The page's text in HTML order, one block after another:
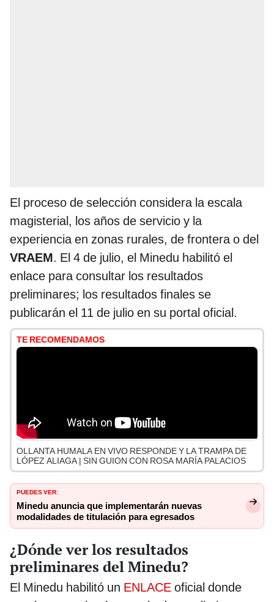
El proceso de selección considera la escala
magisterial, los años de servicio y la
experiencia en zonas rurales, de frontera o del
VRAEM. El 4 de julio, el Minedu habilitó el
enlace para consultar los resultados
preliminares; los resultados finales se
publicarán el 11 de julio en su portal oficial.
TE RECOMENDAMOS
OLLANTA HUMALA EN VIVO RESPONDE Y LA TRAMPA DE
LÓPEZ ALIAGA | SIN GUION CON ROSA MARÍA PALACIOS
PUEDES VER:
Minedu anuncia que implementarán nuevas
modalidades de titulación para egresados
¿Dónde ver los resultados
preliminares del Minedu?
El Minedu habilitó un ENLACE oficial donde